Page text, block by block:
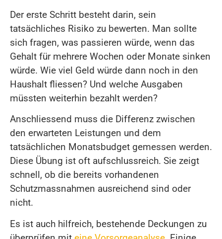
Der erste Schritt besteht darin, sein
tatsächliches Risiko zu bewerten. Man sollte
sich fragen, was passieren würde, wenn das
Gehalt für mehrere Wochen oder Monate sinken
würde. Wie viel Geld würde dann noch in den
Haushalt fliessen? Und welche Ausgaben
müssten weiterhin bezahlt werden?
Anschliessend muss die Differenz zwischen
den erwarteten Leistungen und dem
tatsächlichen Monatsbudget gemessen werden.
Diese Übung ist oft aufschlussreich. Sie zeigt
schnell, ob die bereits vorhandenen
Schutzmassnahmen ausreichend sind oder
nicht.
Es ist auch hilfreich, bestehende Deckungen zu